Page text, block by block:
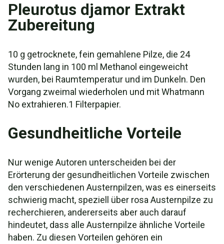
Pleurotus djamor Extrakt
Zubereitung
10 g getrocknete, fein gemahlene Pilze, die 24
Stunden lang in 100 ml Methanol eingeweicht
wurden, bei Raumtemperatur und im Dunkeln. Den
Vorgang zweimal wiederholen und mit Whatmann
No extrahieren.1 Filterpapier.
Gesundheitliche Vorteile
Nur wenige Autoren unterscheiden bei der
Erörterung der gesundheitlichen Vorteile zwischen
den verschiedenen Austernpilzen, was es einerseits
schwierig macht, speziell über rosa Austernpilze zu
recherchieren, andererseits aber auch darauf
hindeutet, dass alle Austernpilze ähnliche Vorteile
haben. Zu diesen Vorteilen gehören ein